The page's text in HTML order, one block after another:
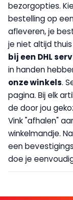
bezorgopties.
bestelling op
afleveren, je
je niet altijd
bij een DHL
in handen
onze winkels.
pagina. Bij elk
de door jou
Vink "afhalen"
winkelmandje.
een
doe je